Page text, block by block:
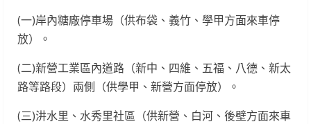
(一)岸內糖廠停車場（供布袋、義竹、學甲方面來車停
放）。
(二)新營工業區內道路（新中、四維、五福、八德、新太
路等路段）兩側（供學甲、新營方面停放）。
(三)汫水里、水秀里社區（供新營、白河、後壁方面來車